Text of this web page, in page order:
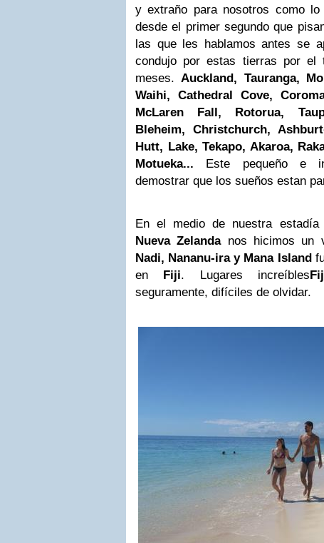
y extraño para nosotros como lo
desde el primer segundo que
las que les hablamos antes se
condujo por estas tierras por el
meses.Auckland, Tauranga,
Waihi, Cathedral Cove,
McLaren Fall, Rotorua,
Bleheim, Christchurch,
Hutt, Lake, Tekapo, Akaroa,
Motueka... Este pequeño e
demostrar que los sueños estan
En el medio de nuestra
Nueva Zelandanos hicimos un
Nadi, Nananu-ira y Mana Island
en Fiji. Lugares increíbles
seguramente, difíciles de olvidar.